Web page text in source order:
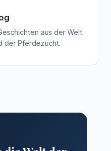
aus der Welt
der Pferdezucht.